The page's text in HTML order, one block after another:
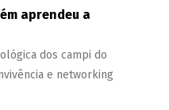
aprendeu a
dos campi do
e networking